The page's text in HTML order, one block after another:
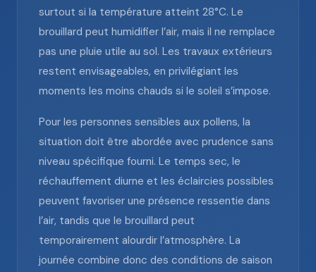
surtout si la température atteint 28°C. Le
brouillard peut humidifier l’air, mais il ne remplace
pas une pluie utile au sol. Les travaux extérieurs
restent envisageables, en privilégiant les
moments les moins chauds si le soleil s’impose.
Pour les personnes sensibles aux pollens, la
situation doit être abordée avec prudence sans
niveau spécifique fourni. Le temps sec, le
réchauffement diurne et les éclaircies possibles
peuvent favoriser une présence ressentie dans
l’air, tandis que le brouillard peut
temporairement alourdir l’atmosphère. La
journée combine donc des conditions de saison